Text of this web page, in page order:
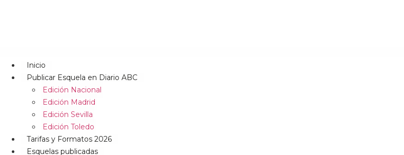
Inicio
Publicar Esquela en Diario ABC
Edición Nacional
Edición Madrid
Edición Sevilla
Edición Toledo
Tarifas y Formatos 2026
Esquelas publicadas